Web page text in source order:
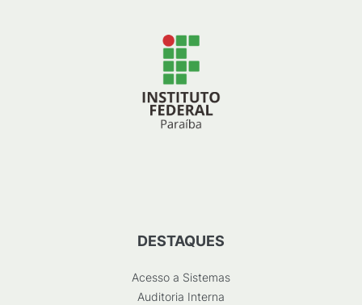
DESTAQUES
Acesso a Sistemas
Auditoria Interna